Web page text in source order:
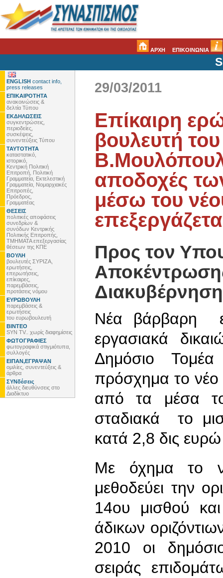
ΑΡΧΗ ΕΠΙΚΟΙΝΩΝΙΑ
ENGLISH contact info,
press releases
ΕΠΙΚΑΙΡΟΤΗΤΑ
ανακοινώσεις &
δελτία Τύπου
ΕΚΔΗΛΩΣΕΙΣ
συγκεντρώσεις,
περιοδείες,
συσκέψεις,
συνεντεύξεις Τύπου
ΤΑΥΤΟΤΗΤΑ
καταστατικό,
ιστορικό,
Κεντρική Πολιτική
Επιτροπή, Πολιτική
Γραμματεία, Εκτελεστική
Γραμματεία, Νομαρχιακές
Επιτροπές,
Πρόεδρος,
Γραμματέας
ΘΕΣΕΙΣ
πολιτικές αποφάσεις
συνεδρίων &
συνόδων Κεντρικής
Πολιτικής Επιτροπής,
ΤΜΗΜΑΤΑ επεξεργασίας
θέσεων της ΚΠΕ
ΒΟΥΛΗ
βουλευτές ΣΥΡΙΖΑ,
ερωτήσεις,
επερωτήσεις,
επίκαιρες,
παρεμβάσεις,
προτάσεις νόμου
ΕΥΡΩΒΟΥΛΗ
παρεμβάσεις &
ερωτήσεις
του ευρωβουλευτή
ΒΙΝΤΕΟ
SYN TV.. χωρίς διαφημίσεις
ΦΩΤΟΓΡΑΦΙΕΣ
φωτογραφικά στιγμιότυπα,
συλλογές
ΕΙΠΑΝ,ΕΓΡΑΨΑΝ
ομιλίες, συνεντεύξεις &
άρθρα
ΣΥΝδέσεις
άλλες διευθύνσεις στο
Διαδίκτυο
29/03/2011
Επίκαιρη
βουλευτή
αποδοχές
μέσω του
Προς τον
Νέα βάρβαρη
εργασιακά
Δημόσιο
πρόσχημα το νέο
από τα μέσα
σταδιακά το
κατά 2,8 δις
Με όχημα το
μεθοδεύει την
14ου μισθού
άδικων
2010 οι
σειράς